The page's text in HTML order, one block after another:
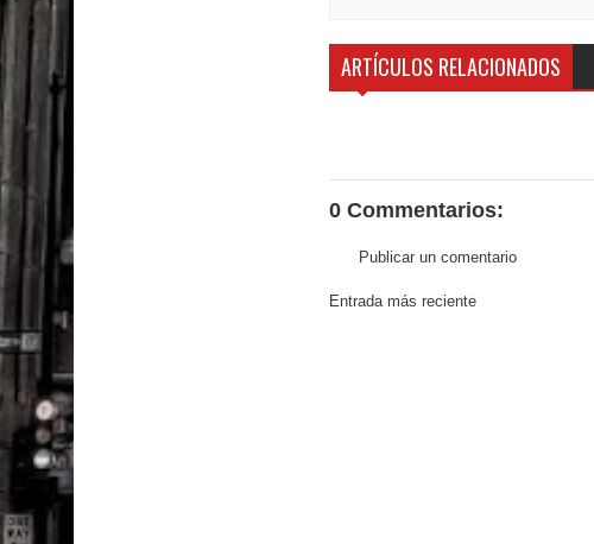
ARTÍCULOS RELACIONADOS
0 Commentarios:
Publicar un comentario
Entrada más reciente